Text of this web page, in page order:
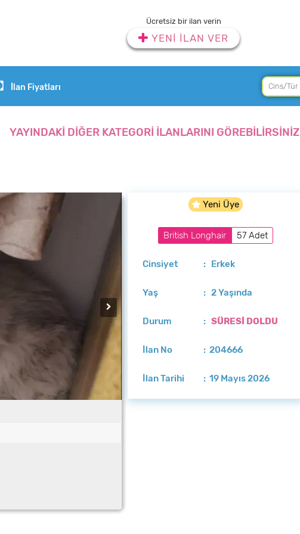
Ücretsiz bir ilan verin
YENİ İLAN VER
İlan Fiyatları
YAYINDAKİ DİĞER KATEGORİ İLANLARINI GÖREBİLİRSİNİZ
Yeni Üye
British Longhair 57 Adet
Cinsiyet : Erkek
Yaş : 2 Yaşında
Durum :SÜRESİ DOLDU
İlan No : 204666
İlan Tarihi : 19 Mayıs 2026